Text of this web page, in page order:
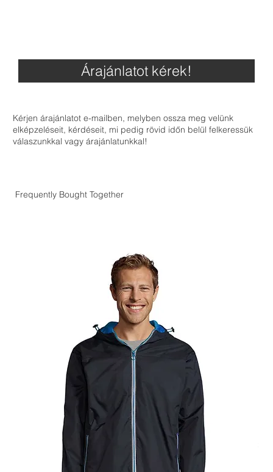
Árajánlatot kérek!
Kérjen árajánlatot e-mailben, melyben ossza meg velünk
elképzeléseit, kérdéseit, mi pedig rövid időn belül felkeressük
válaszunkkal vagy árajánlatunkkal!
Frequently Bought Together